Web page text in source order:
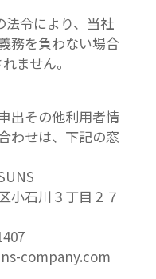
法令により、当社
務を負わない場合
ません。
出その他利用者情
わせは、下記の窓
川３丁目２７
company.com